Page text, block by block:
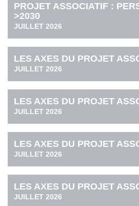
PROJET ASSOCIATIF :
>2030
JUILLET 2026
LES AXES DU PROJET
JUILLET 2026
LES AXES DU PROJET
JUILLET 2026
LES AXES DU PROJET
JUILLET 2026
LES AXES DU PROJET
JUILLET 2026